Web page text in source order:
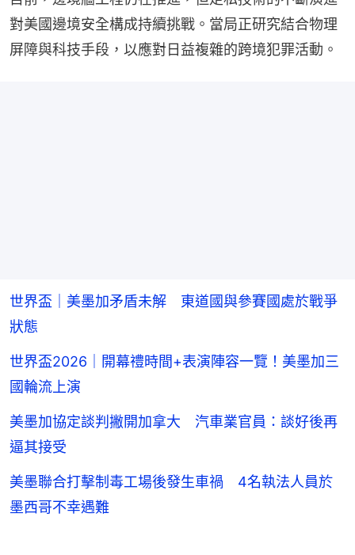
對美國邊境安全構成持續挑戰。當局正研究結合物理
屏障與科技手段，以應對日益複雜的跨境犯罪活動。
世界盃｜美墨加矛盾未解 東道國與參賽國處於戰爭
狀態
世界盃2026｜開幕禮時間+表演陣容一覽！美墨加三
國輪流上演
美墨加協定談判撇開加拿大 汽車業官員：談好後再
逼其接受
美墨聯合打擊制毒工場後發生車禍 4名執法人員於
墨西哥不幸遇難